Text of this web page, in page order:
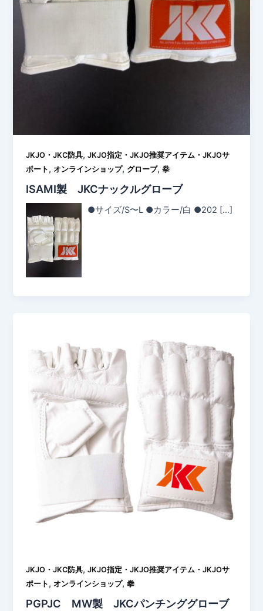
JKJO・JKC防具,JKJO指定・JKJO推奨アイテム・JKJOサ
ポート ,オンラインショップ, グローブ,拳
ISAMI製 JKCナックルグローブ
●サイズ/S〜L ●カラー/白 ●202 […]
JKJO・JKC防具,JKJO指定・JKJO推奨アイテム・JKJOサ
ポート ,オンラインショップ,拳
PGPJC MW製 JKCパンチンググローブ